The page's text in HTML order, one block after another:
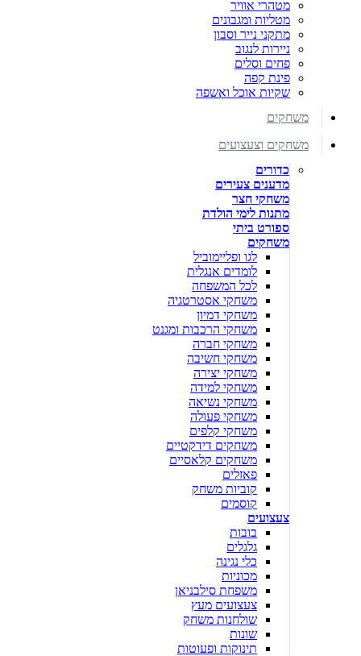
מטהרי אוויר
מטליות ומגבונים
מתקני נייר וסבון
ניירות לנגוב
פחים וסלים
פינת קפה
שקיות אוכל ואשפה
משחקים
משחקים וצעצועים
כדורים
מדענים צעירים
משחקי חצר
מתנות לימי הולדת
ספורט ביתי
משחקים
לגו ופליימוביל
לומדים אנגלית
לכל המשפחה
משחקי אסטרטגיה
משחקי דמיון
משחקי הרכבות ומגנט
משחקי חברה
משחקי חשיבה
משחקי יצירה
משחקי למידה
משחקי נשיאה
משחקי פעולה
משחקי קלפים
משחקים דידקטיים
משחקים קלאסיים
פאזלים
קוביות משחק
קוסמים
צעצועים
בובות
גלגלים
כלי נגינה
מכוניות
משפחת סילבניאן
צעצועים מעץ
שולחנות משחק
שונות
תינוקות ופעוטות